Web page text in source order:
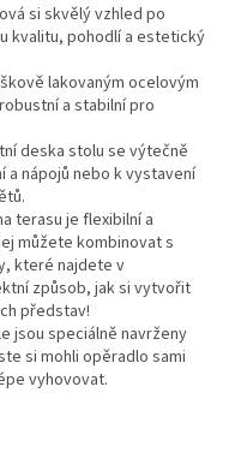
si skvělý vzhled po
kvalitu, pohodlí a estetický
lakovaným ocelovým
a stabilní pro
deska stolu se výtečně
nápojů nebo k vystavení
terasu je flexibilní a
můžete kombinovat s
které najdete v
způsob, jak si vytvořit
představ!
jsou speciálně navrženy
si mohli opěradlo sami
vyhovovat.